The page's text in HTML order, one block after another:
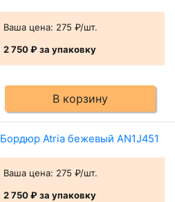
Ваша цена: 275 ₽/шт.
2 750 ₽за упаковку
В корзину
Бордюр Atria бежевый AN1J451
Ваша цена: 275 ₽/шт.
2 750 ₽за упаковку